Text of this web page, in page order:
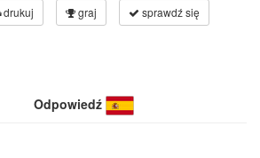
drukuj graj sprawdź się
Odpowiedź